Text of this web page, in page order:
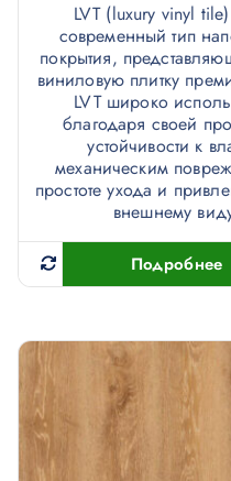
LVT (luxury vinyl
современный тип
покрытия,
виниловую плитку
LVT широко
благодаря своей
устойчивости к
механическим
простоте ухода и
внешнему
Подробнее